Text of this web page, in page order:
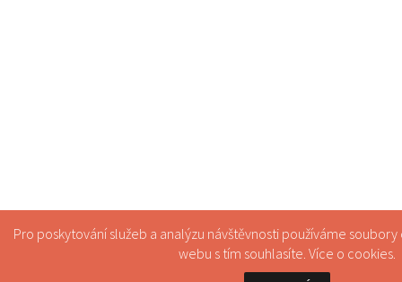
Pro poskytování služeb a analýzu návštěvnosti používáme
webu s tím souhlasíte. Více o cookies.